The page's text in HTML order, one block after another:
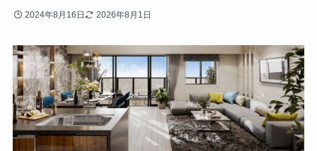
2024年8月16日 2026年8月1日